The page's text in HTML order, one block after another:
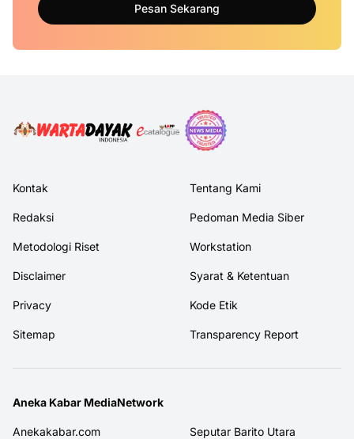
Pesan Sekarang
Kontak Tentang Kami
Redaksi Pedoman Media Siber
Metodologi Riset Workstation
Disclaimer Syarat & Ketentuan
Privacy Kode Etik
Sitemap Transparency Report
Aneka Kabar MediaNetwork
Anekakabar.com Seputar Barito Utara